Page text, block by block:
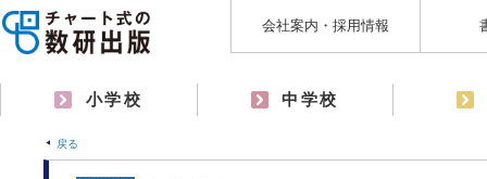
会社案内・採用情報
小学校 中学校
戻る